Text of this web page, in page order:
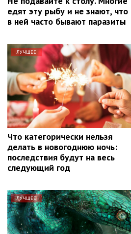
едят эту рыбу и не знают, что
в ней часто бывают паразиты
ЛУЧШЕЕ
Что категорически нельзя
делать в новогоднюю ночь:
последствия будут на весь
следующий год
ЛУЧШЕЕ